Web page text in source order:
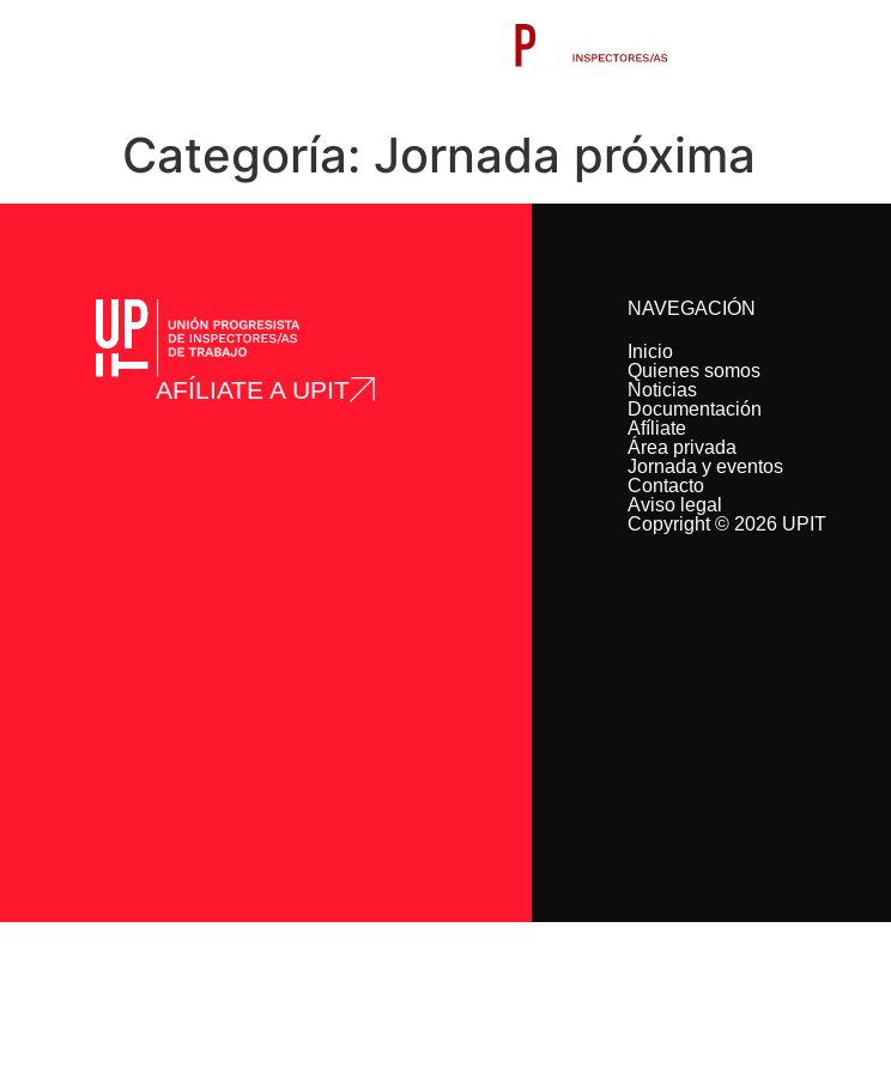
Categoría: Jornada próxima
AFÍLIATE A UPIT
NAVEGACIÓN
Inicio
Quienes somos
Noticias
Documentación
Afíliate
Área privada
Jornada y eventos
Contacto
Aviso legal
Copyright © 2026 UPIT